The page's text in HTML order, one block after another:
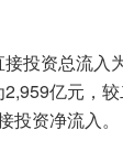
资总流入
亿元，
投资净流入。